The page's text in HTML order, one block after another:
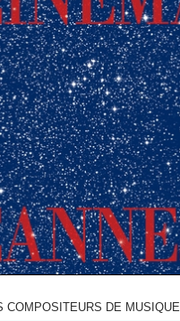
COMPOSITEURS DE MUSIQUE